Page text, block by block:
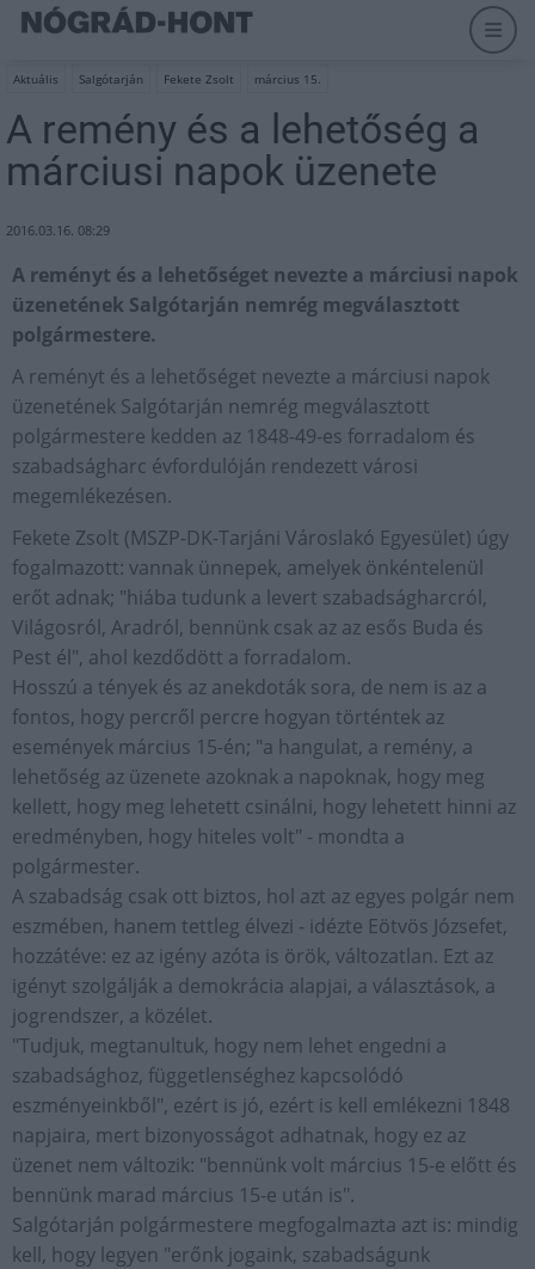
Aktuális Salgótarján Fekete Zsolt március 15.
A remény és a lehetőség a
márciusi napok üzenete
2016.03.16. 08:29
A reményt és a lehetőséget nevezte a márciusi napok
üzenetének Salgótarján nemrég megválasztott
polgármestere.
A reményt és a lehetőséget nevezte a márciusi napok
üzenetének Salgótarján nemrég megválasztott
polgármestere kedden az 1848-49-es forradalom és
szabadságharc évfordulóján rendezett városi
megemlékezésen.
Fekete Zsolt (MSZP-DK-Tarjáni Városlakó Egyesület) úgy
fogalmazott: vannak ünnepek, amelyek önkéntelenül
erőt adnak; "hiába tudunk a levert szabadságharcról,
Világosról, Aradról, bennünk csak az az esős Buda és
Pest él", ahol kezdődött a forradalom.
Hosszú a tények és az anekdoták sora, de nem is az a
fontos, hogy percről percre hogyan történtek az
események március 15-én; "a hangulat, a remény, a
lehetőség az üzenete azoknak a napoknak, hogy meg
kellett, hogy meg lehetett csinálni, hogy lehetett hinni az
eredményben, hogy hiteles volt" - mondta a
polgármester.
A szabadság csak ott biztos, hol azt az egyes polgár nem
eszmében, hanem tettleg élvezi - idézte Eötvös Józsefet,
hozzátéve: ez az igény azóta is örök, változatlan. Ezt az
igényt szolgálják a demokrácia alapjai, a választások, a
jogrendszer, a közélet.
"Tudjuk, megtanultuk, hogy nem lehet engedni a
szabadsághoz, függetlenséghez kapcsolódó
eszményeinkből", ezért is jó, ezért is kell emlékezni 1848
napjaira, mert bizonyosságot adhatnak, hogy ez az
üzenet nem változik: "bennünk volt március 15-e előtt és
bennünk marad március 15-e után is".
Salgótarján polgármestere megfogalmazta azt is: mindig
kell, hogy legyen "erőnk jogaink, szabadságunk